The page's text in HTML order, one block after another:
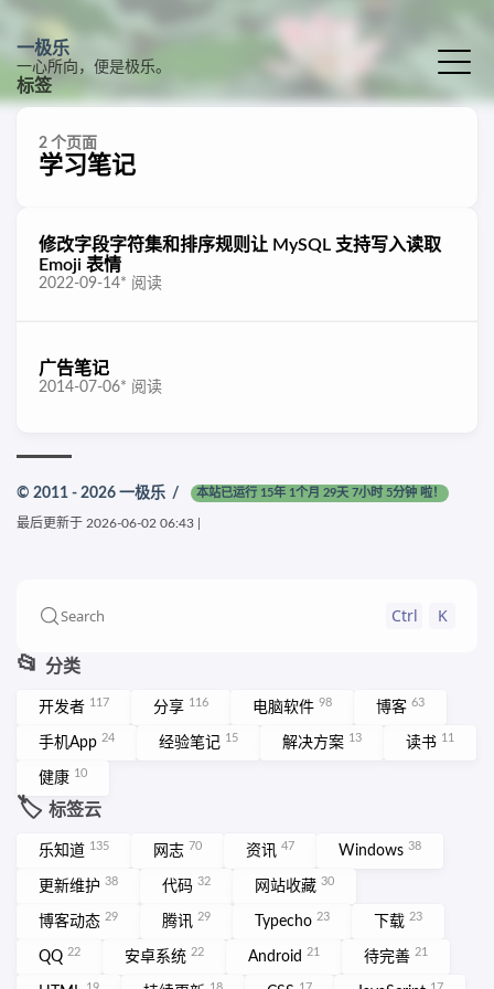
一极乐
一心所向，便是极乐。
Search Ctrl K
📂 分类
开发者 117 分享 116 电脑软件 98 博客 63
手机App 24 经验笔记 15 解决方案 13 读书 11
健康 10
🏷️ 标签云
乐知道 135 网志 70 资讯 47 Windows 38
更新维护 38 代码 32 网站收藏 30
博客动态 29 腾讯 29 Typecho 23 下载 23
QQ 22 安卓系统 22 Android 21 待完善 21
标签
2 个页面
学习笔记
修改字段字符集和排序规则让 MySQL 支持写入读取
Emoji 表情
2022-09-14* 阅读
广告笔记
2014-07-06* 阅读
© 2011 - 2026 一极乐 / 本站已运行 15年 1个月 29天 7小时 5分钟 啦！
最后更新于 2026-06-02 06:43